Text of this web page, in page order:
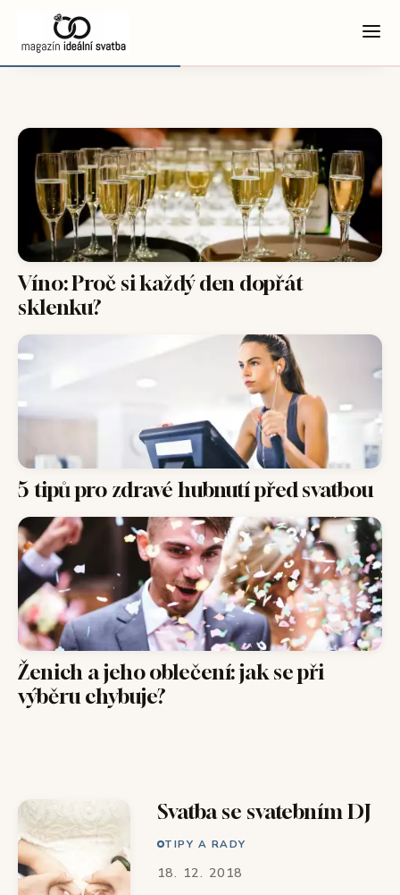
Víno: Proč si každý den dopřát
sklenku?
5 tipů pro zdravé hubnutí před svatbou
Ženich a jeho oblečení: jak se při
výběru chybuje?
Svatba se svatebním DJ
TIPY A RADY
18. 12. 2018